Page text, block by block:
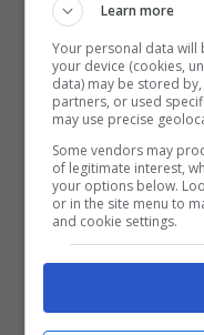
Un altro aspetto
gestione delle
valutare
Learn more
Your personal data
your device (cookies,
data) may be stored
partners, or used
may use precise
Some vendors may
of legitimate interest,
your options below.
or in the site menu to
and cookie settings.